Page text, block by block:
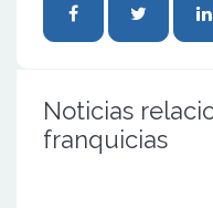
Noticias
franquicias